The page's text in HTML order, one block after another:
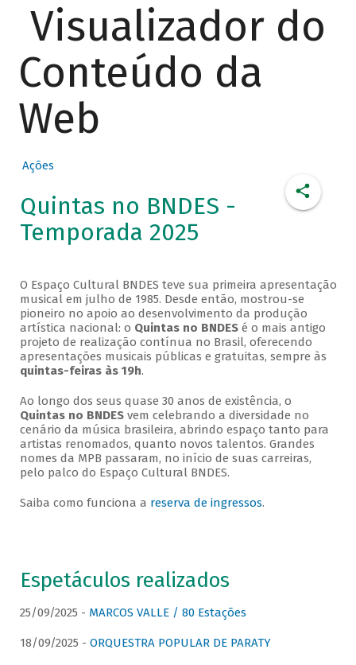
Visualizador do
Conteúdo da
Web
Ações
Quintas no BNDES -
Temporada 2025
O Espaço Cultural BNDES teve sua primeira apresentação
musical em julho de 1985. Desde então, mostrou-se
pioneiro no apoio ao desenvolvimento da produção
artística nacional: o Quintas no BNDESé o mais antigo
projeto de realização contínua no Brasil, oferecendo
apresentações musicais públicas e gratuitas, sempre às
quintas-feiras às 19h.
Ao longo dos seus quase 30 anos de existência, o
Quintas no BNDESvem celebrando a diversidade no
cenário da música brasileira, abrindo espaço tanto para
artistas renomados, quanto novos talentos. Grandes
nomes da MPB passaram, no início de suas carreiras,
pelo palco do Espaço Cultural BNDES.
Saiba como funciona a reserva de ingressos.
Espetáculos realizados
25/09/2025 - MARCOS VALLE / 80 Estações
18/09/2025 - ORQUESTRA POPULAR DE PARATY